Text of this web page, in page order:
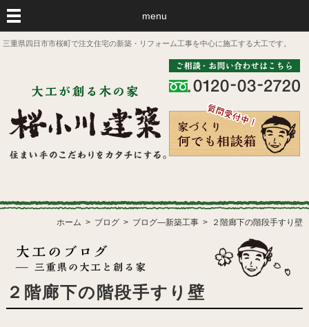
menu
三重県四日市市桜町で注文住宅の新築・リフォーム工事を中心に施工する大工です。
ホーム ブログ ブログ―新築工事 ２階廊下の階段手すり壁
２階廊下の階段手すり壁